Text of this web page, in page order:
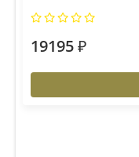
19195 ₽